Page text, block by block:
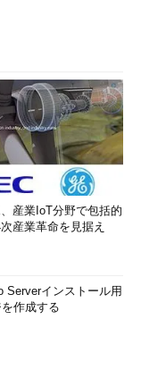
産業IoT分野で包括的
産業革命を見据え
Serverインストール用
作成する